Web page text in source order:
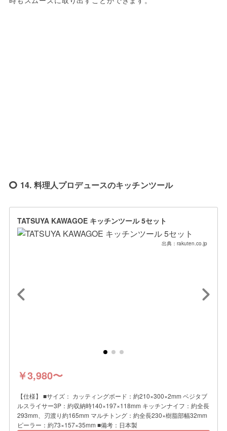
14. 料理人プロデュースのキッチンツール
TATSUYA KAWAGOE キッチンツール 5セット
出典：rakuten.co.jp
￥3,980〜
【仕様】 ■サイズ： カッティングボード：約210×300×2mm ベジタブ
ルスライサー3P：約収納時140×197×118mm キッチンナイフ：約全長
293mm、刃渡り約165mm マルチトング：約全長230×樹脂部幅32mm
ピーラー：約73×157×35mm ■備考：日本製